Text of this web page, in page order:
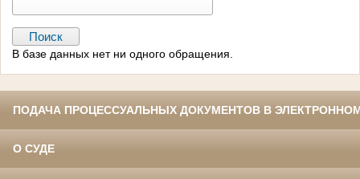
В базе данных нет ни одного обращения.
ПОДАЧА ПРОЦЕССУАЛЬНЫХ ДОКУМЕНТОВ В
О СУДЕ